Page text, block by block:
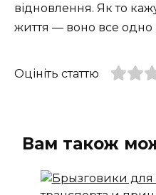
відновлення. Як то
життя — воно все одно
Оцініть статтю
Вам також